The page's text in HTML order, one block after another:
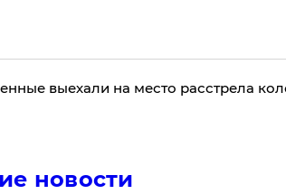
выехали на место расстрела
новости